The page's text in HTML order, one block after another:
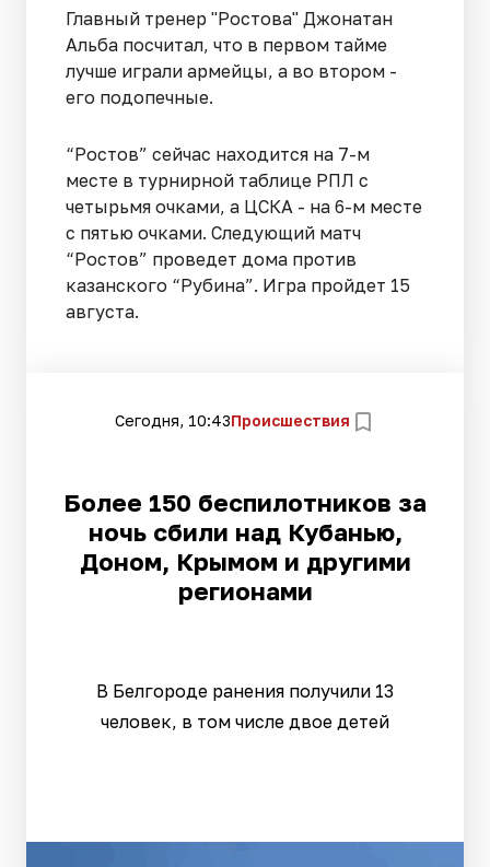
Главный тренер "Ростова" Джонатан
Альба посчитал, что в первом тайме
лучше играли армейцы, а во втором -
его подопечные.
“Ростов” сейчас находится на 7-м
месте в турнирной таблице РПЛ с
четырьмя очками, а ЦСКА - на 6-м месте
с пятью очками. Следующий матч
“Ростов” проведет дома против
казанского “Рубина”. Игра пройдет 15
августа.
Сегодня, 10:43Происшествия
Более 150 беспилотников за
ночь сбили над Кубанью,
Доном, Крымом и другими
регионами
В Белгороде ранения получили 13
человек, в том числе двое детей